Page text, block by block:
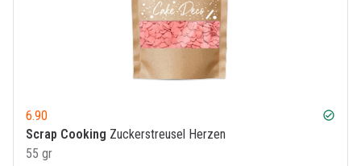
6.90 check_circle
Scrap Cooking Zuckerstreusel Herzen
55 gr